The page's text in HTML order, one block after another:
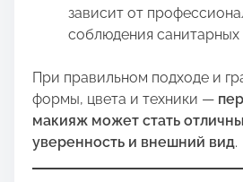
зависит от
соблюдения
При правильном подходе и
формы, цвета и техники —
макияж может стать
уверенность и внешний вид.